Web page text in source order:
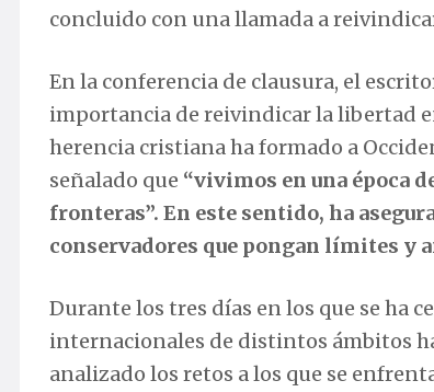
concluido con una llamada a
En la conferencia de clausura, el
importancia de reivindicar la libertad
herencia cristiana ha formado a
señalado que “vivimos en una época
fronteras”. En este sentido, ha
conservadores que pongan límites y
Durante los tres días en los que se ha
internacionales de distintos ámbitos
analizado los retos a los que se